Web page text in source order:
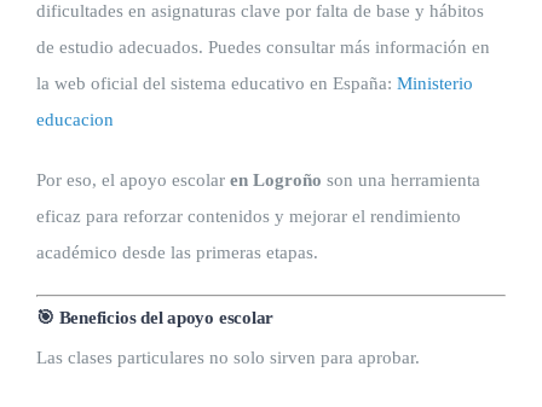
dificultades en asignaturas clave por falta de base y hábitos
de estudio adecuados. Puedes consultar más información en
la web oficial del sistema educativo en España: Ministerio
educacion
Por eso, el apoyo escolaren Logroño son una herramienta
eficaz para reforzar contenidos y mejorar el rendimiento
académico desde las primeras etapas.
🎯 Beneficios del apoyo escolar
Las clases particulares no solo sirven para aprobar.